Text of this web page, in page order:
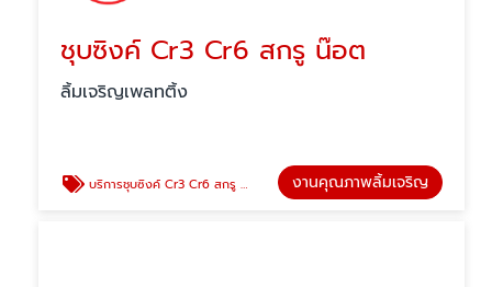
ชุบซิงค์ Cr3 Cr6 สกรู น๊อต
ลิ้มเจริญเพลทติ้ง
บริการชุบซิงค์ Cr3 Cr6 สกรู น๊อต งานคุณภาพลิ้มเจริญ